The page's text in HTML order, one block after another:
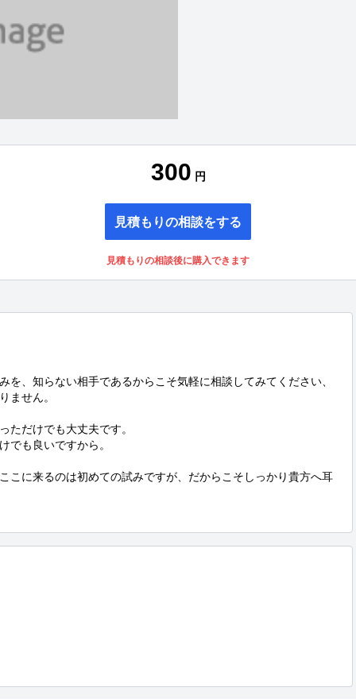
300 円
見積もりの相談をする
見積もりの相談後に購入できます
を、知らない相手であるからこそ気軽に相談してみてください、
ません。
ただけでも大丈夫です。
でも良いですから。
こに来るのは初めての試みですが、だからこそしっかり貴方へ耳